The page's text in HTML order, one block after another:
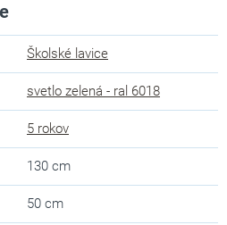
Školské lavice
svetlo zelená - ral 6018
5 rokov
130 cm
50 cm